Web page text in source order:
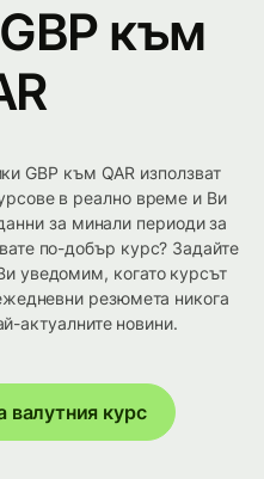
към
GBP към QAR използват
в реално време и Ви
за минали периоди за
по-добър курс? Задайте
уведомим, когато курсът
резюмета никога
актуалните новини.
валутния курс